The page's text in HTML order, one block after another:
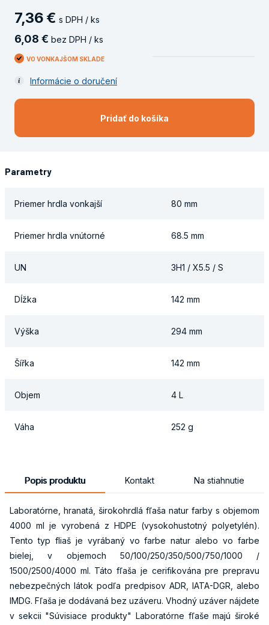
7,36 € s DPH / ks
6 08 € bez DPH / ks
VO VONKAJŠOM SKLADE
Informácie o doručení
Pridať do košíka
Parametry
Priemer hrdla vonkajší 80 mm
Priemer hrdla vnútorné 68.5 mm
UN 3H1 / X5.5 / S
Dĺžka 142 mm
Výška 294 mm
Šířka 142 mm
Objem 4 L
Váha 252 g
Popis produktu Kontakt Na stiahnutie
Laboratórne, hranatá, širokohrdlá fľaša natur farby s objemom
4000 ml je vyrobená z HDPE (vysokohustotný polyetylén).
Tento typ fliaš je vyrábaný vo farbe natur alebo vo farbe
bielej, v objemoch 50/100/250/350/500/750/1000 /
1500/2500/4000 ml. Táto fľaša je cerifikována pre prepravu
nebezpečných látok podľa predpisov ADR, IATA-DGR, alebo
IMDG. Fľaša je dodávaná bez uzáveru. Vhodný uzáver nájdete
v sekcii "Súvisiace produkty" Laboratórne fľaše majú široké